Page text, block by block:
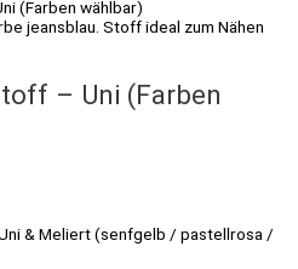
– Uni (Farben